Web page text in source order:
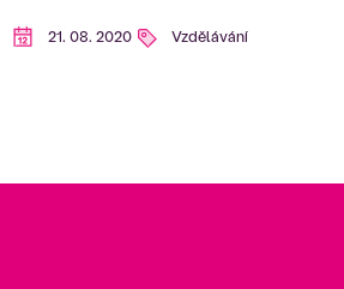
21. 08. 2020 Vzdělávání